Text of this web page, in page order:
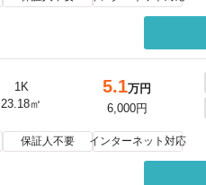
1K
23.18㎡
5.1万円
6,000円
保証人不要 インターネット対応